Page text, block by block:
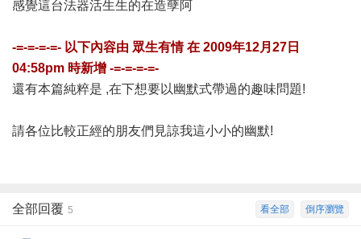
感覺這台法器活生生的在造孽阿
-=-=-=-=- 以下內容由 眾生有情在 2009年12月27日
04:58pm 時新增 -=-=-=-=-
還有本篇純粹是 ,在下想要以幽默式帶過的趣味問題!
請各位比較正經的朋友們見諒我這小小的幽默!
倒序瀏覽
看全部
全部回覆 5